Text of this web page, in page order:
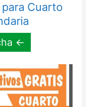
Cuarto
←